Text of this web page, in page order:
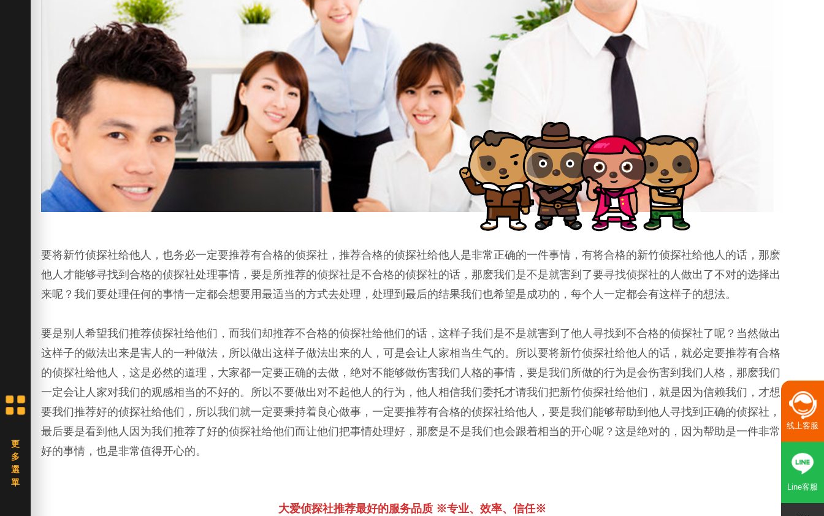
要将新竹侦探社给他人，也务必一定要推荐有合格的侦探社，推荐合格的侦探社给他人是非常正确的一件事情，有将合格的新竹侦探社给他人的话，那麽
他人才能够寻找到合格的侦探社处理事情，要是所推荐的侦探社是不合格的侦探社的话，那麽我们是不是就害到了要寻找侦探社的人做出了不对的选择出
来呢？我们要处理任何的事情一定都会想要用最适当的方式去处理，处理到最后的结果我们也希望是成功的，每个人一定都会有这样子的想法。
要是别人希望我们推荐侦探社给他们，而我们却推荐不合格的侦探社给他们的话，这样子我们是不是就害到了他人寻找到不合格的侦探社了呢？当然做出
这样子的做法出来是害人的一种做法，所以做出这样子做法出来的人，可是会让人家相当生气的。所以要将新竹侦探社给他人的话，就必定要推荐有合格
的侦探社给他人，这是必然的道理，大家都一定要正确的去做，绝对不能够做伤害我们人格的事情，要是我们所做的行为是会伤害到我们人格，那麽我们
一定会让人家对我们的观感相当的不好的。所以不要做出对不起他人的行为，他人相信我们委托才请我们把新竹侦探社给他们，就是因为信赖我们，才想
要我们推荐好的侦探社给他们，所以我们就一定要秉持着良心做事，一定要推荐有合格的侦探社给他人，要是我们能够帮助到他人寻找到正确的侦探社，
最后要是看到他人因为我们推荐了好的侦探社给他们而让他们把事情处理好，那麽是不是我们也会跟着相当的开心呢？这是绝对的，因为帮助是一件非常
好的事情，也是非常值得开心的。
大爱侦探社推荐最好的服务品质 ※专业、效率、信任※
线上客服
Line客服